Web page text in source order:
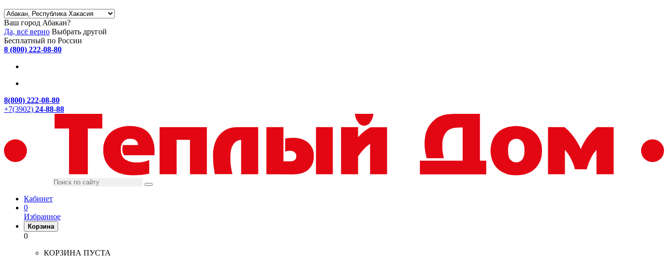
Ваш город Абакан?
Да, всё верно Выбрать другой
Бесплатный по России
8 (800) 222-08-80
8(800) 222-08-80
+7(3902) 24-88-88
Кабинет
0
Избранное
Корзина
0
КОРЗИНА ПУСТА